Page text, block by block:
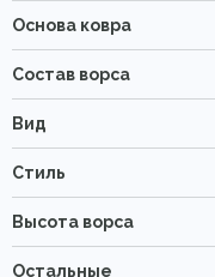
Основа ковра
Состав ворса
Вид
Стиль
Высота ворса
Остальные